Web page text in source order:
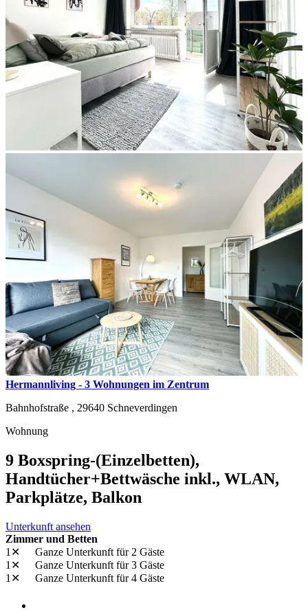
Hermannliving - 3 Wohnungen im Zentrum
Bahnhofstraße , 29640 Schneverdingen
Wohnung
9 Boxspring-(Einzelbetten),
Handtücher+Bettwäsche inkl., WLAN,
Parkplätze, Balkon
Unterkunft ansehen
Zimmer und Betten
1✕
Ganze Unterkunft für 2 Gäste
1✕
Ganze Unterkunft für 3 Gäste
1✕
Ganze Unterkunft für 4 Gäste